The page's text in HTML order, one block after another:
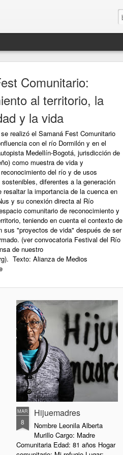
Comunitario:
al territorio, la
y la vida
realizó el Samaná Fest Comunitario
con el río Dormilón y en el
Medellín-Bogotá, jurisdicción de
como muestra de vida y
del río y de usos
diferentes a la generación
la importancia de la cuenca en
y su conexión directa al Río
comunitario de reconocimiento y
teniendo en cuenta el contexto de
sus "proyectos de vida" después de ser
(ver convocatoria Festival del Río
de nuestro
Texto: Alianza de Medios
MAR
8
Hijuemadres
Nombre Leonila Alberta
Murillo Cargo: Madre
Comunitaria Edad: 81 años Hogar